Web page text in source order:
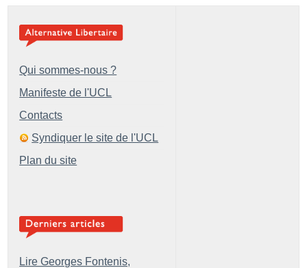
Qui sommes-nous ?
Manifeste de l'UCL
Contacts
Syndiquer le site de l'UCL
Plan du site
Lire Georges Fontenis,